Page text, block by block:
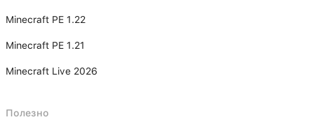
Minecraft PE 1.22
Minecraft PE 1.21
Minecraft Live 2026
Полезно